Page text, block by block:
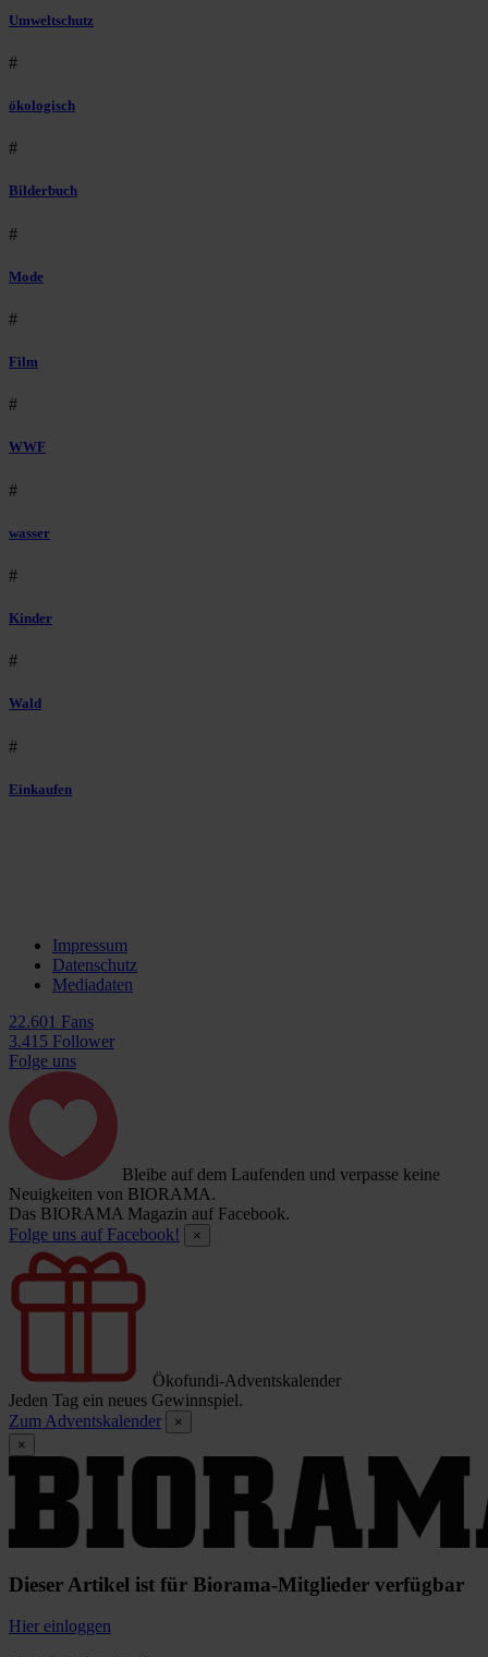
Umweltschutz
#
ökologisch
#
Bilderbuch
#
Mode
#
Film
#
WWF
#
wasser
#
Kinder
#
Wald
#
Einkaufen
Impressum
Datenschutz
Mediadaten
22.601 Fans
3.415 Follower
Folge uns
Bleibe auf dem Laufenden und verpasse keine
Neuigkeiten von BIORAMA.
Das BIORAMA Magazin auf Facebook.
Folge uns auf Facebook!
×
Ökofundi-Adventskalender
Jeden Tag ein neues Gewinnspiel.
Zum Adventskalender
×
×
Dieser Artikel ist für Biorama-Mitglieder verfügbar
Hier einloggen